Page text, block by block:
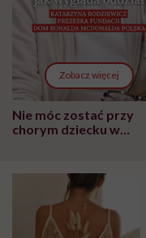
Zobacz więcej
Nie móc zostać przy
chorym dziecku w
może chyba tylko
głupota i brak
wyobraźni"